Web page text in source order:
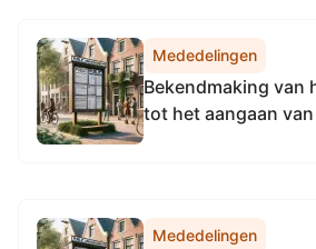
Mededelingen
Bekendmaking van
tot het aangaan
Mededelingen